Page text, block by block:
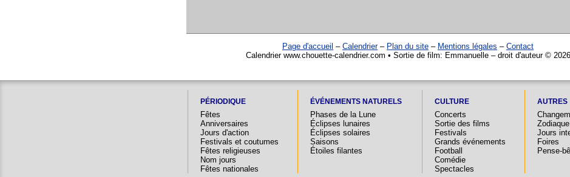
Page d'accueil – Calendrier– Plan du site – Mentions légales – Contact
Calendrier www.chouette-calendrier.com • Sortie de film: Emmanuelle – droit d'auteur © 2026
PÉRIODIQUE
Fêtes
Anniversaires
Jours d'action
Festivals et coutumes
Fêtes religieuses
Nom jours
Fêtes nationales
ÉVÉNEMENTS NATURELS
Phases de la Lune
Éclipses lunaires
Éclipses solaires
Saisons
Étoiles filantes
CULTURE
Concerts
Sortie des films
Festivals
Grands événements
Football
Comédie
Spectacles
AUTRES
Zodiaque
Jours
Foires
Pense-